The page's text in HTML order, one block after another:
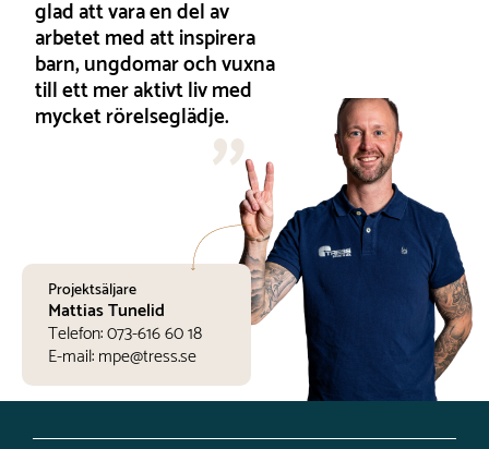
glad att vara en del av
arbetet med att inspirera
barn, ungdomar och vuxna
till ett mer aktivt liv med
mycket rörelseglädje.
Projektsäljare
Mattias Tunelid
Telefon:073-616 60 18
E-mail:mpe@tress.se